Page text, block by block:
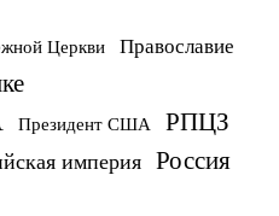
Церкви Православие
Президент США РПЦЗ
империя Россия